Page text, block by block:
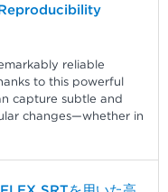
reliable
to this powerful
capture subtle and
changes—whether in